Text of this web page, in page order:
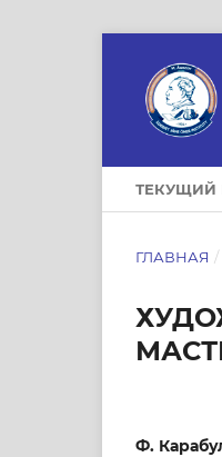
ТЕКУЩИЙ
ГЛАВНАЯ /
Ф.